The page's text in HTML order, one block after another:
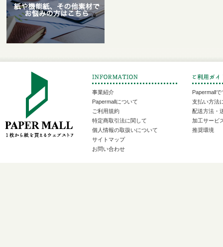
事業紹介
Papermallについて
ご利用規約
特定商取引法に関して
個人情報の取扱いについて
サイトマップ
お問い合わせ
Papermall
支払い方法
配送方法・
加工サービ
推奨環境